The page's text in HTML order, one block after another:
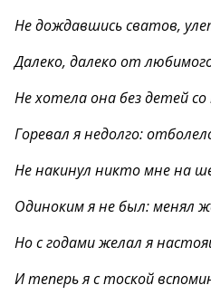
Не дождавшись сватов,
Далеко, далеко от
Не хотела она без детей со
Горевал я недолго:
Не накинул никто мне на
Одиноким я не был: менял
Но с годами желал я
И теперь я с тоской